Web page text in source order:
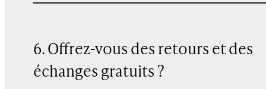
6. Offrez-vous des retours et des
échanges gratuits ?